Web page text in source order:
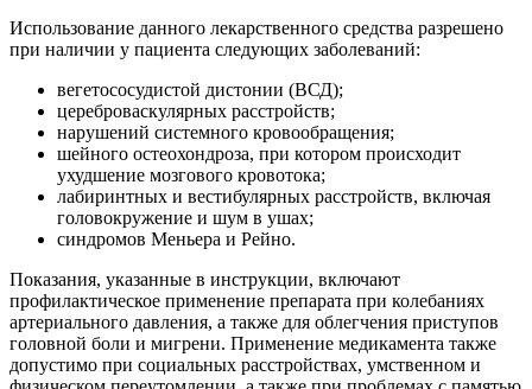
Использование данного лекарственного средства разрешено
при наличии у пациента следующих заболеваний:
вегетососудистой дистонии (ВСД);
цереброваскулярных расстройств;
нарушений системного кровообращения;
шейного остеохондроза, при котором происходит
ухудшение мозгового кровотока;
лабиринтных и вестибулярных расстройств, включая
головокружение и шум в ушах;
синдромов Меньера и Рейно.
Показания, указанные в инструкции, включают
профилактическое применение препарата при колебаниях
артериального давления, а также для облегчения приступов
головной боли и мигрени. Применение медикамента также
допустимо при социальных расстройствах, умственном и